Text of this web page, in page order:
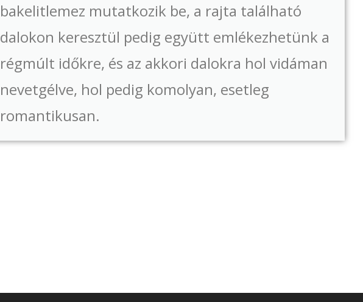
bakelitlemez mutatkozik be, a rajta található
dalokon keresztül pedig együtt emlékezhetünk a
régmúlt időkre, és az akkori dalokra hol vidáman
nevetgélve, hol pedig komolyan, esetleg
romantikusan.